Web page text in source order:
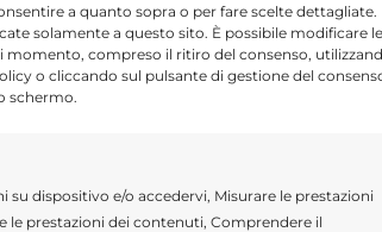
a quanto sopra o per fare scelte dettagliate.
solamente a questo sito. È possibile modificare le
momento, compreso il ritiro del consenso,
o cliccando sul pulsante di gestione del
schermo.
su dispositivo e/o accedervi, Misurare le prestazioni
le prestazioni dei contenuti, Comprendere il
già dovuto provvedere,
Cosentini. Arriva poi la
economico” di cui Territorio
della città e del centro